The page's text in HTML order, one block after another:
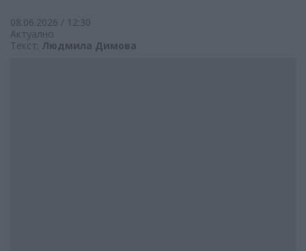
08.06.2026 / 12:30
Актуално
Текст: Людмила Димова